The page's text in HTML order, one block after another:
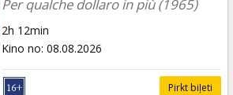
Per qualche dollaro in più (1965)
2h 12min
Kino no: 08.08.2026
Pirkt biļeti